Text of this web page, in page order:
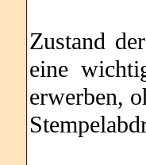
Zustand
eine
erwerben,